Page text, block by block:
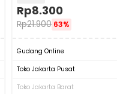
Rp8.300
Rp21.900 63%
Gudang Online
Toko Jakarta Pusat
Toko Jakarta Barat